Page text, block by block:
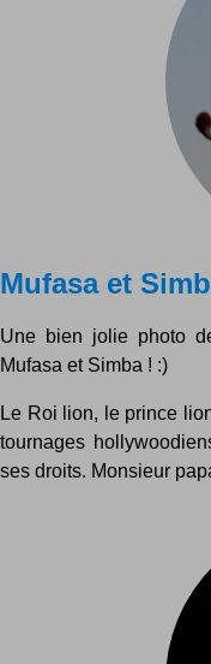
Mufasa et
Une bien jolie photo
Mufasa et Simba ! :)
Le Roi lion, le prince
tournages
ses droits. Monsieur